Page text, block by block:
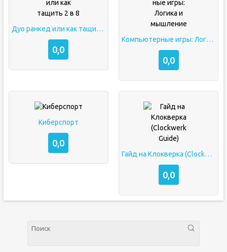
Дуо ранкед или как тащить 2 в 8
0,0
Компьютерные игры: Логика и мышление
0,0
Киберспорт
0,0
Гайд на Клокверка (Clockwerk Guide)
0,0